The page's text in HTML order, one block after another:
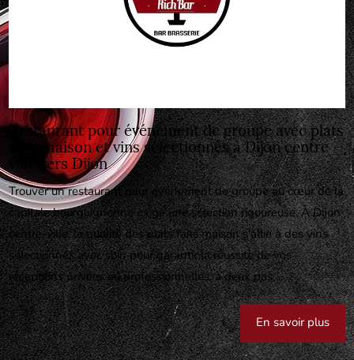
Restaurant pour événement de groupe avec plats
faits maison et vins sélectionnés à Dijon centre
ville vers Dijon
Trouver un restaurant pour événement de groupe au cœur de la
capitale bourguignonne exige une sélection rigoureuse. À Dijon
centre-ville, la qualité des plats faits maison s'allie à des vins
sélectionnés avec soin pour garantir la réussite de vos
réceptions privées ou professionnelles, à deux pas ...
En savoir plus